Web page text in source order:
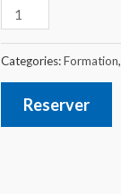
Categories:Formation,
Reserver